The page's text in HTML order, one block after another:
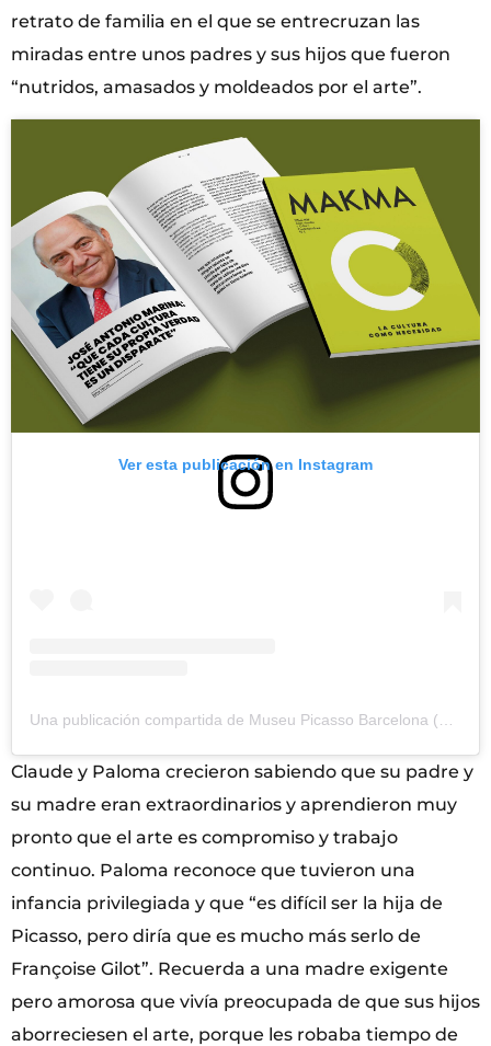
retrato de familia en el que se entrecruzan las
miradas entre unos padres y sus hijos que fueron
“nutridos, amasados y moldeados por el arte”.
Ver esta publicación en Instagram
Claude y Paloma crecieron sabiendo que su padre y
su madre eran extraordinarios y aprendieron muy
pronto que el arte es compromiso y trabajo
continuo. Paloma reconoce que tuvieron una
infancia privilegiada y que “es difícil ser la hija de
Picasso, pero diría que es mucho más serlo de
Françoise Gilot”. Recuerda a una madre exigente
pero amorosa que vivía preocupada de que sus hijos
aborreciesen el arte, porque les robaba tiempo de